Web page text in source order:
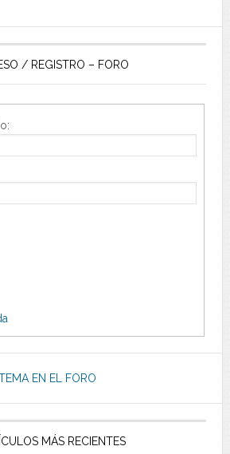
/ REGISTRO – FORO
EN EL FORO
MÁS RECIENTES